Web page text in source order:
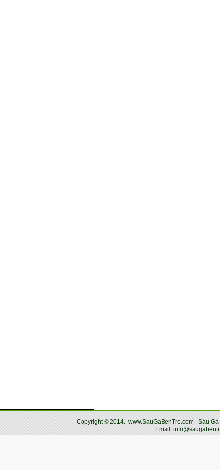
Copyright© 2014. www.SauGaBenTre.com - Sáu
Email: